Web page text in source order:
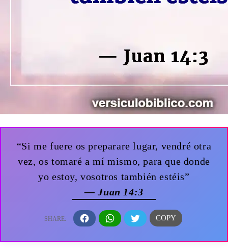
“Si me fuere os preparare lugar, vendré otra
vez, os tomaré a mí mismo, para que donde
yo estoy, vosotros también estéis”
— Juan 14:3